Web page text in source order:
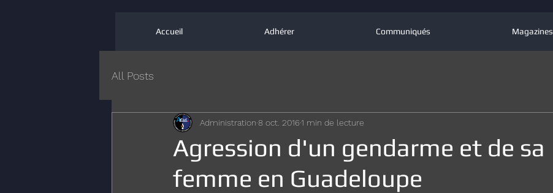
Accueil Adhérer Communiqués Magazines
All Posts
Agression d'un gendarme et de sa
femme en Guadeloupe
Administration 8 oct. 2016 1 min de lecture